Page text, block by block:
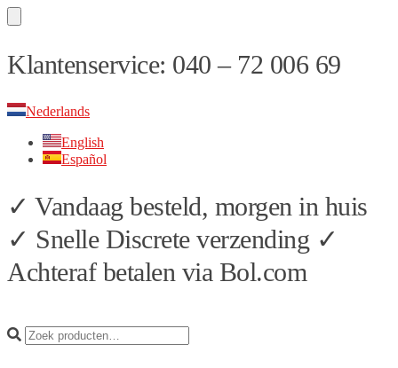
Skip
to
Skip
to
Klantenservice: 040 – 72 006 69
Nederlands
English
Español
✓ Vandaag besteld, morgen in huis
✓ Snelle Discrete verzending ✓
Achteraf betalen via Bol.com